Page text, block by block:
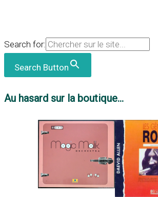
Search for:
Search Button
Au hasard sur la boutique...